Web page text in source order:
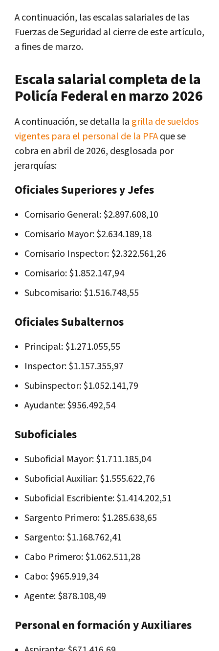
A continuación, las escalas salariales de las
Fuerzas de Seguridad al cierre de este artículo,
a fines de marzo.
Escala salarial completa de la
Policía Federal en marzo 2026
A continuación, se detalla la grilla de sueldos
vigentes para el personal de la PFAque se
cobra en abril de 2026, desglosada por
jerarquías:
Oficiales Superiores y Jefes
Comisario General: $2.897.608,10
Comisario Mayor: $2.634.189,18
Comisario Inspector: $2.322.561,26
Comisario: $1.852.147,94
Subcomisario: $1.516.748,55
Oficiales Subalternos
Principal: $1.271.055,55
Inspector: $1.157.355,97
Subinspector: $1.052.141,79
Ayudante: $956.492,54
Suboficiales
Suboficial Mayor: $1.711.185,04
Suboficial Auxiliar: $1.555.622,76
Suboficial Escribiente: $1.414.202,51
Sargento Primero: $1.285.638,65
Sargento: $1.168.762,41
Cabo Primero: $1.062.511,28
Cabo: $965.919,34
Agente: $878.108,49
Personal en formación y Auxiliares